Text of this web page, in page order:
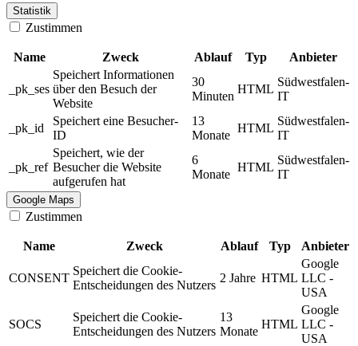
Statistik
Zustimmen
Name Zweck Ablauf Typ Anbieter
_pk_ses
Speichert Informationen
über den Besuch der
Website
30
Minuten
HTML
Südwestfalen-
IT
_pk_id
Speichert eine Besucher-
ID
13
Monate
HTML
Südwestfalen-
IT
_pk_ref
Speichert, wie der
Besucher die Website
aufgerufen hat
6
Monate
HTML
Südwestfalen-
IT
Google Maps
Zustimmen
Name Zweck Ablauf Typ Anbieter
CONSENT
Speichert die Cookie-
Entscheidungen des Nutzers
2 Jahre HTML
Google
LLC -
USA
SOCS
Speichert die Cookie-
Entscheidungen des Nutzers
13
Monate
HTML
Google
LLC -
USA